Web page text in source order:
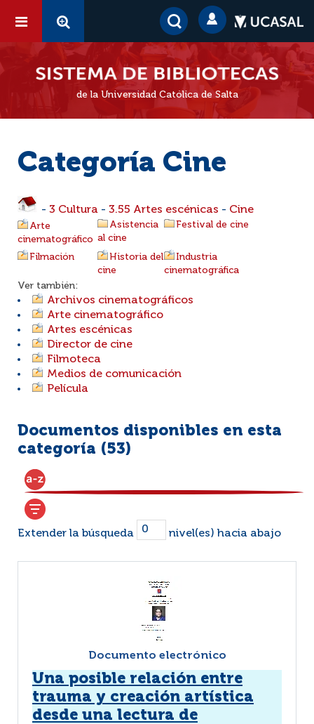
de la Universidad Católica de Salta
Categoría Cine
- 3 Cultura - 3.55 Artes escénicas - Cine
Arte
cinematográfico
Asistencia
al cine
Festival de cine
Filmación
Historia del
cine
Industria
cinematográfica
Ver también:
Archivos cinematográficos
Arte cinematográfico
Artes escénicas
Director de cine
Filmoteca
Medios de comunicación
Película
Documentos disponibles en esta
categoría (53)
Extender la búsqueda nivel(es) hacia abajo
Documento electrónico
Una posible relación entre
trauma y creación artística
desde una lectura de